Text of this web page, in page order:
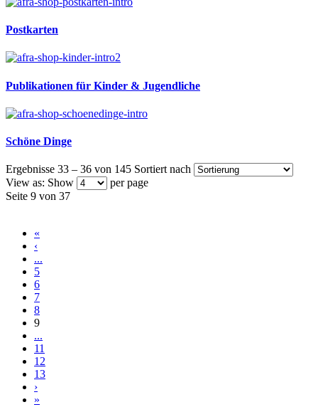
Postkarten
Publikationen für Kinder & Jugendliche
Schöne Dinge
Ergebnisse 33 – 36 von 145 Sortiert nach
View as: Show
per page
Seite 9 von 37
«
‹
...
5
6
7
8
9
...
11
12
13
›
»